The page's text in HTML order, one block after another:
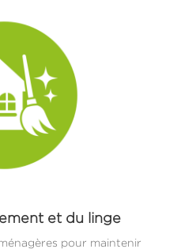
et du linge
pour maintenir